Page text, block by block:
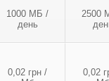
1000 МБ /
день
2500
0,02 грн /
0,02